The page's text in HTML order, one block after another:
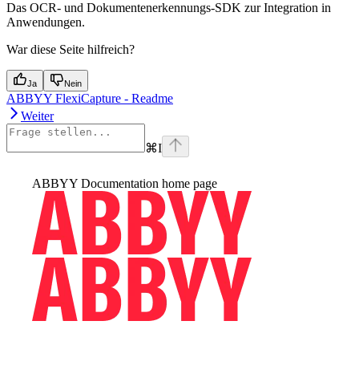
Das OCR- und Dokumentenerkennungs-SDK zur Integration in
Anwendungen.
War diese Seite hilfreich?
Ja Nein
ABBYY FlexiCapture - Readme
Weiter
⌘I
ABBYY Documentation home page